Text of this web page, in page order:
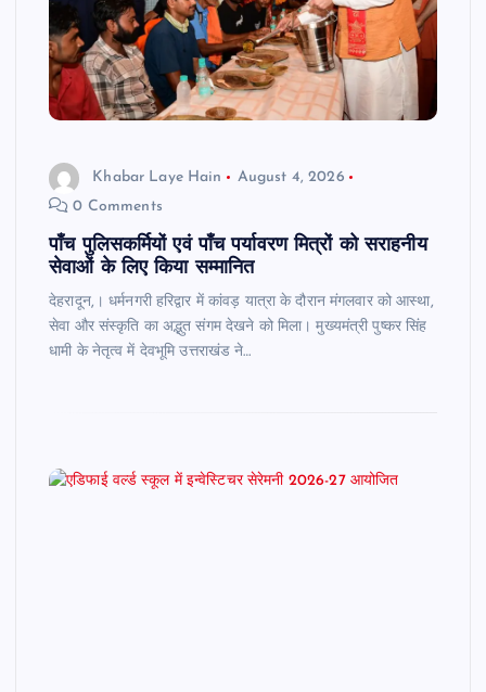
Khabar Laye Hain
August 4, 2026
0 Comments
पाँच पुलिसकर्मियों एवं पाँच पर्यावरण मित्रों को सराहनीय
सेवाओं के लिए किया सम्मानित
देहरादून,। धर्मनगरी हरिद्वार में कांवड़ यात्रा के दौरान मंगलवार को आस्था,
सेवा और संस्कृति का अद्भुत संगम देखने को मिला। मुख्यमंत्री पुष्कर सिंह
धामी के नेतृत्व में देवभूमि उत्तराखंड ने…